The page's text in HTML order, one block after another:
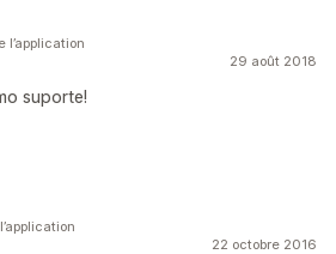
29 août 2018
suporte!
l’application
22 octobre 2016